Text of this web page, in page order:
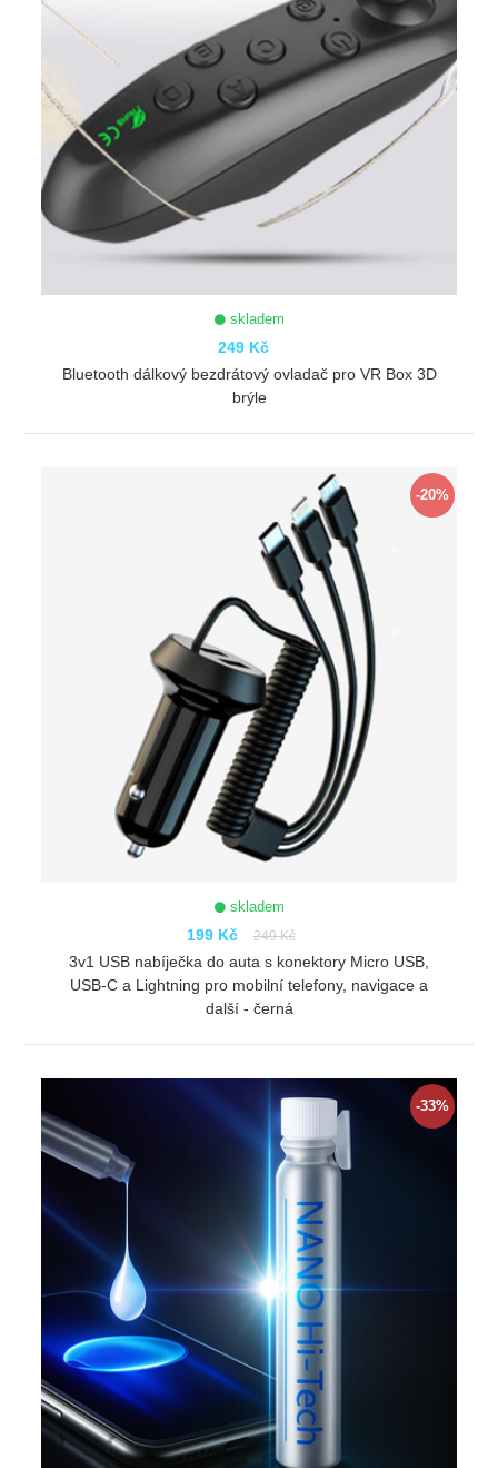
skladem
249 Kč
Bluetooth dálkový bezdrátový ovladač pro VR Box 3D
brýle
-20%
skladem
199 Kč 249 Kč
ZOBRAZIT
3v1 USB nabíječka do auta s konektory Micro USB,
USB-C a Lightning pro mobilní telefony, navigace a
další - černá
-33%